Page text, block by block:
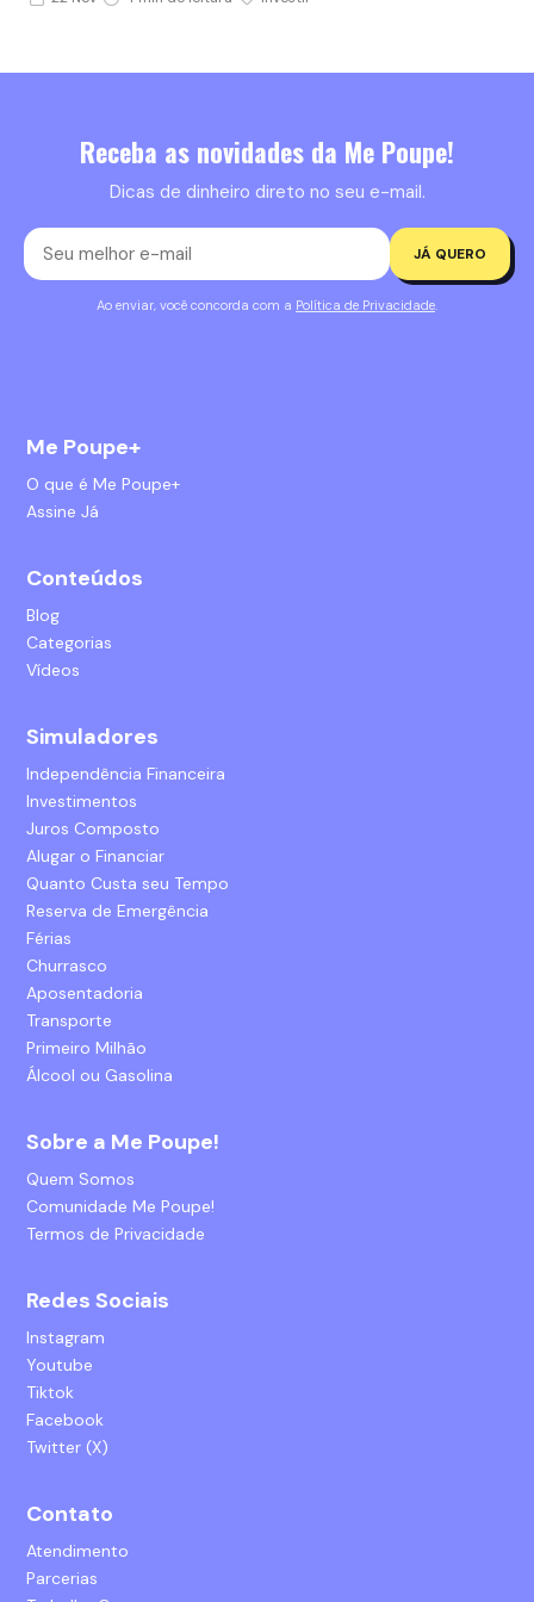
Receba as novidades da Me Poupe!
Dicas de dinheiro direto no seu e-mail.
JÁ QUERO
Ao enviar, você concorda com a Política de Privacidade.
Me Poupe+
O que é Me Poupe+
Assine Já
Conteúdos
Blog
Categorias
Vídeos
Simuladores
Independência Financeira
Investimentos
Juros Composto
Alugar o Financiar
Quanto Custa seu Tempo
Reserva de Emergência
Férias
Churrasco
Aposentadoria
Transporte
Primeiro Milhão
Álcool ou Gasolina
Sobre a Me Poupe!
Quem Somos
Comunidade Me Poupe!
Termos de Privacidade
Redes Sociais
Instagram
Youtube
Tiktok
Facebook
Twitter (X)
Contato
Atendimento
Parcerias